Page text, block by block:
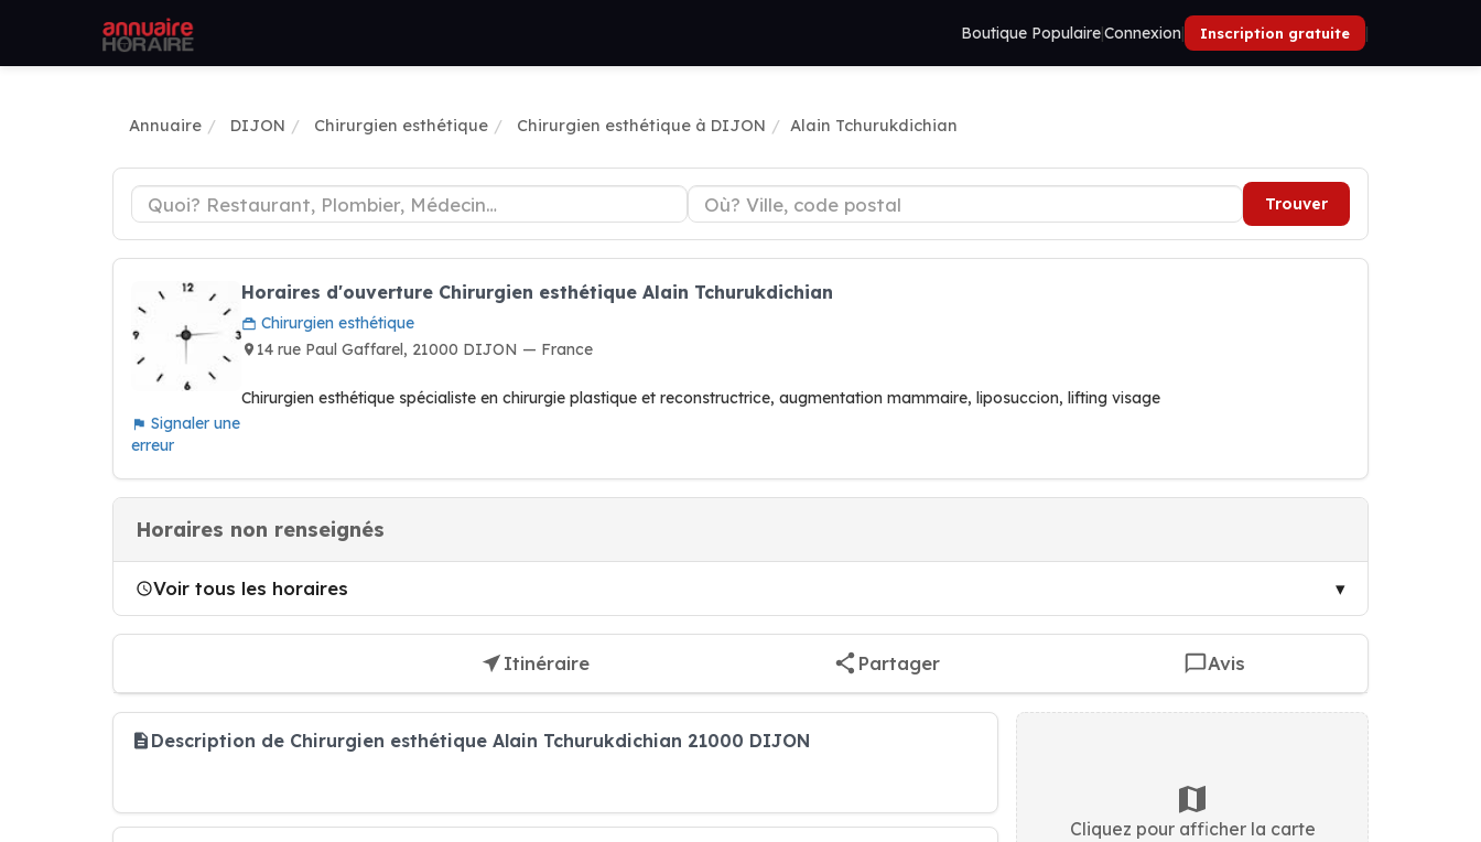
Boutique Populaire|Connexion| Inscription gratuite |
Annuaire DIJON Chirurgien esthétique Chirurgien esthétique à DIJON Alain Tchurukdichian
Trouver
Signaler une
erreur
Horaires d'ouverture Chirurgien esthétique Alain Tchurukdichian
Chirurgien esthétique
14 rue Paul Gaffarel, 21000 DIJON — France
Chirurgien esthétique spécialiste en chirurgie plastique et reconstructrice, augmentation mammaire, liposuccion, lifting visage
Horaires non renseignés
Voir tous les horaires
Itinéraire Partager Avis
Description de Chirurgien esthétique Alain Tchurukdichian 21000 DIJON
Cliquez pour afficher la carte